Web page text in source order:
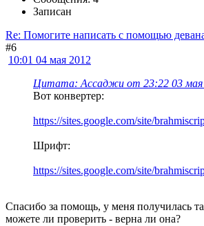
Записан
Re: Помогите написать с помощью
#6
10:01 04 мая 2012
Цитата: Ассаджи от 23:22 03 мая
Вот конвертер:
https://sites.google.com/site/
Шрифт:
https://sites.google.com/site/
Спасибо за помощь, у меня получилась
можете ли проверить - верна ли она?